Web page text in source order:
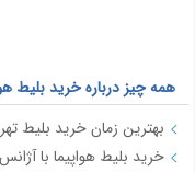
همه چیز درباره خرید بلیط
بهترین زمان خرید بلیط
خرید بلیط هواپیما با آژانس هواپیمایی 24